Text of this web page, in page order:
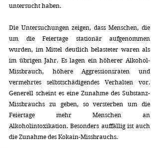
untersucht haben.
Die Untersuchungen zeigen, dass Menschen, die
um die Feiertage stationär aufgenommen
wurden, im Mittel deutlich belasteter waren als
im übrigen Jahr. Es lagen ein höherer Alkohol-
Missbrauch, höhere Aggressionsraten und
vermehrtes selbstschädigendes Verhalten vor.
Generell scheint es eine Zunahme des Substanz-
Missbrauchs zu geben, so versterben um die
Feiertage mehr Menschen an
Alkoholintoxikation. Besonders auffällig ist auch
die Zunahme des Kokain-Missbrauchs.